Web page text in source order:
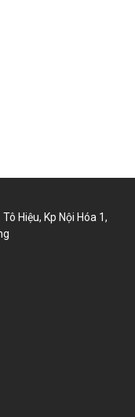
Hiệu, Kp Nội Hóa 1,